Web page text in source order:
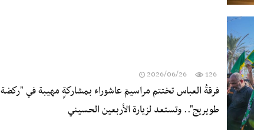
2026/06/26 126
فرقةُ العباس تختتم مراسيمَ عاشوراء بمشاركةٍ مهيبة في "ركضة
طويريج".. وتستعد لزيارة الأربعين الحسيني